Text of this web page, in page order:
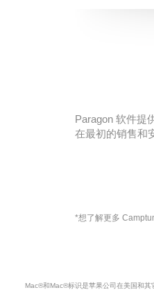
Paragon 软件提
在最初的销售和
*想了解更多
Mac®和Mac®标识是苹果公司在美国和其